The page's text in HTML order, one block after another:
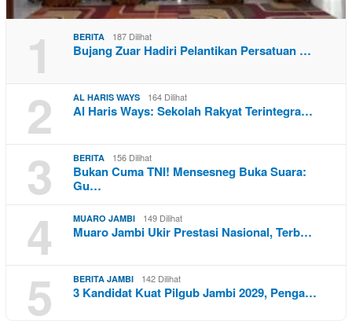
1 BERITA 187 Dilihat
Bujang Zuar Hadiri Pelantikan Persatuan …
2 AL HARIS WAYS 164 Dilihat
Al Haris Ways: Sekolah Rakyat Terintegra…
3 BERITA 156 Dilihat
Bukan Cuma TNI! Mensesneg Buka Suara:
Gu…
4 MUARO JAMBI 149 Dilihat
Muaro Jambi Ukir Prestasi Nasional, Terb…
5 BERITA JAMBI 142 Dilihat
3 Kandidat Kuat Pilgub Jambi 2029, Penga…